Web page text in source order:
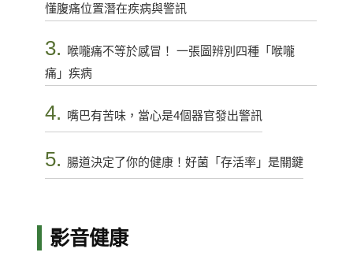
懂腹痛位置潛在疾病與警訊
3.
喉嚨痛不等於感冒！ 一張圖辨別四種「喉嚨
痛」疾病
4. 嘴巴有苦味，當心是4個器官發出警訊
5. 腸道決定了你的健康！好菌「存活率」是關鍵
影音健康